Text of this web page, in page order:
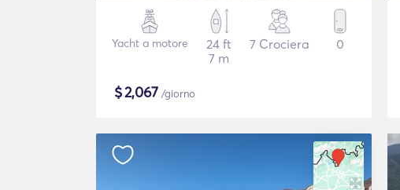
Yacht a motore
24 ft
7 m
7 Crociera 0
$2,067 /giorno